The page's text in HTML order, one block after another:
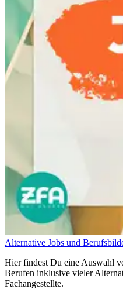
Alternative Jobs und
Hier findest Du eine Auswahl
Berufen inklusive vieler
Fachangestellte.